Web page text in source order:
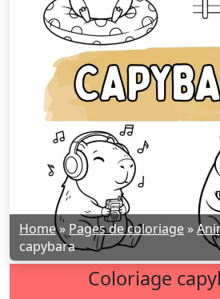
Home» Pages de coloriage »
capybara
Coloriage